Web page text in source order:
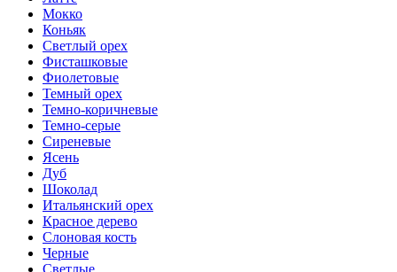
Мокко
Коньяк
Светлый орех
Фисташковые
Фиолетовые
Темный орех
Темно-коричневые
Темно-серые
Сиреневые
Ясень
Дуб
Шоколад
Итальянский орех
Красное дерево
Слоновая кость
Черные
Светлые